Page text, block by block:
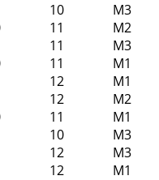
10 M3
11 M2
11 M3
11 M1
12 M1
12 M2
11 M1
10 M3
12 M3
12 M1